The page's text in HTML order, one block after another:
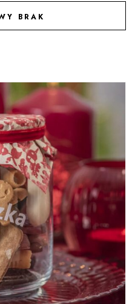
BRAK